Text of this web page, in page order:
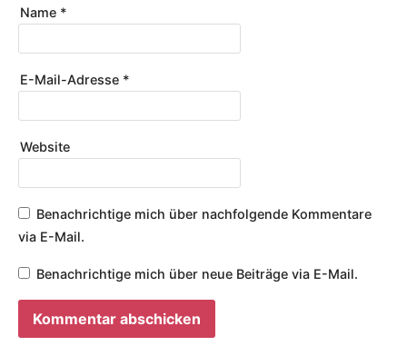
Name *
E-Mail-Adresse *
Website
Benachrichtige mich über nachfolgende Kommentare
via E-Mail.
Benachrichtige mich über neue Beiträge via E-Mail.